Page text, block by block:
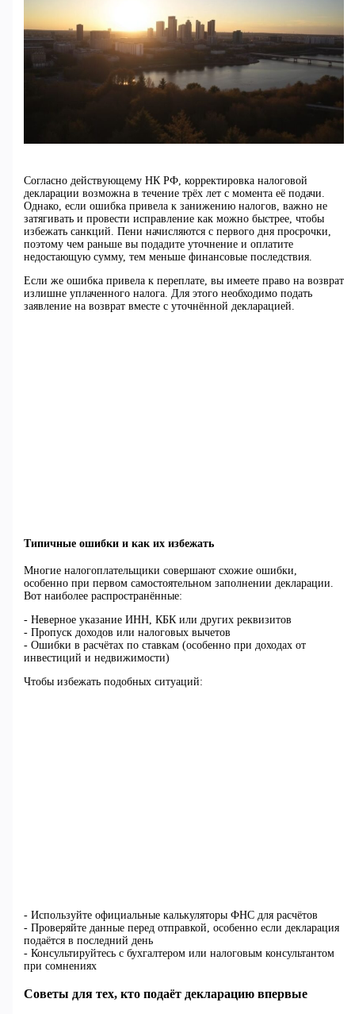
Согласно действующему НК РФ, корректировка налоговой
декларации возможна в течение трёх лет с момента её подачи.
Однако, если ошибка привела к занижению налогов, важно не
затягивать и провести исправление как можно быстрее, чтобы
избежать санкций. Пени начисляются с первого дня просрочки,
поэтому чем раньше вы подадите уточнение и оплатите
недостающую сумму, тем меньше финансовые последствия.
Если же ошибка привела к переплате, вы имеете право на возврат
излишне уплаченного налога. Для этого необходимо подать
заявление на возврат вместе с уточнённой декларацией.
Типичные ошибки и как их избежать
Многие налогоплательщики совершают схожие ошибки,
особенно при первом самостоятельном заполнении декларации.
Вот наиболее распространённые:
- Неверное указание ИНН, КБК или других реквизитов
- Пропуск доходов или налоговых вычетов
- Ошибки в расчётах по ставкам (особенно при доходах от
инвестиций и недвижимости)
Чтобы избежать подобных ситуаций:
- Используйте официальные калькуляторы ФНС для расчётов
- Проверяйте данные перед отправкой, особенно если декларация
подаётся в последний день
- Консультируйтесь с бухгалтером или налоговым консультантом
при сомнениях
Советы для тех, кто подаёт декларацию впервые